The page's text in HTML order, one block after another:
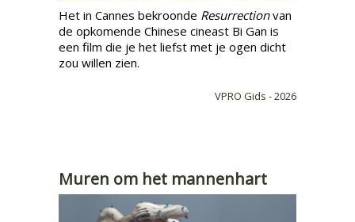
​Het in Cannes bekroonde Resurrectionvan
de opkomende Chinese cineast Bi Gan is
een film die je het liefst met je ogen dicht
zou willen zien.
VPRO Gids - 2026
Muren om het mannenhart